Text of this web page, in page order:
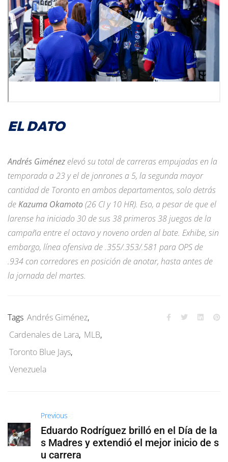
EL DATO
Andrés Giménez elevó su total de carreras empujadas en la
temporada a 23 y el de jonrones a 5, la segunda mayor
cantidad de Toronto en ambos departamentos, solo detrás
deKazuma Okamoto(26 CI y 10 HR). Eso, a pesar de que el
larense ha iniciado 30 de sus 38 primeros 38 juegos de la
campaña entre el octavo y noveno orden al bate. Exhibe, sin
embargo, línea ofensiva de .355/.353/.581 para OPS de
.934 con corredores en posición de anotar, hasta antes de
la jornada del martes.
Tags Andrés Giménez,
Cardenales de Lara, MLB,
Toronto Blue Jays,
Venezuela
Previous
Eduardo Rodríguez brilló en el Día de la
s Madres y extendió el mejor inicio de s
u carrera